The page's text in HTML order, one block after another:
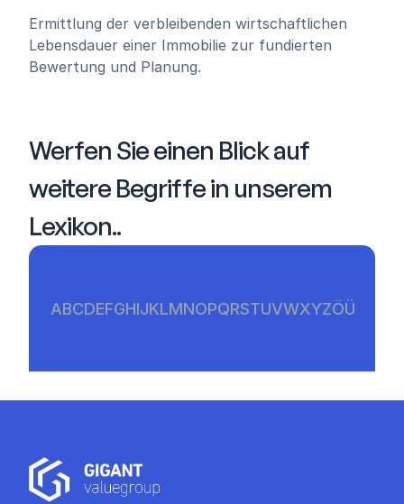
Ermittlung der verbleibenden wirtschaftlichen
Lebensdauer einer Immobilie zur fundierten
Bewertung und Planung.
Werfen Sie einen Blick auf
weitere Begriffe in unserem
Lexikon..
ABCDEFGHIJKLMNOPQRSTUVWXYZÖÜ